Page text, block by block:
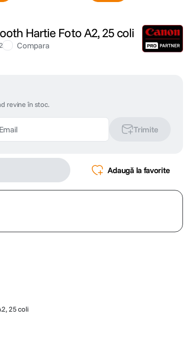
Hartie Foto A2, 25 coli
Compara
revine în stoc.
Trimite
Adaugă la favorite
25 coli